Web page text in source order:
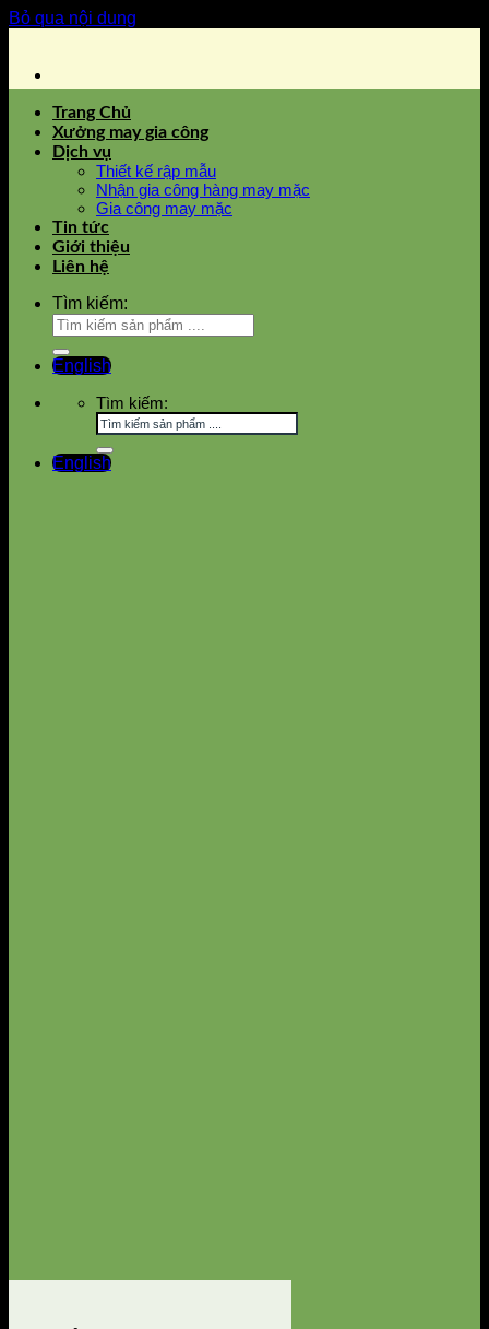
Bỏ qua nội dung
Trang Chủ
Xưởng may gia công
Dịch vụ
Thiết kế rập mẫu
Nhận gia công hàng may mặc
Gia công may mặc
Tin tức
Giới thiệu
Liên hệ
Tìm kiếm:
English
Tìm kiếm:
English